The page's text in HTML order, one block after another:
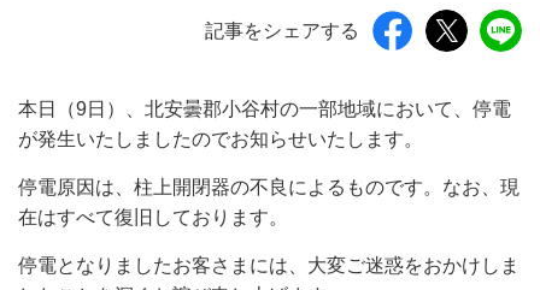
記事をシェアする
本日（9日）、北安曇郡小谷村の一部地域において、停電
が発生いたしましたのでお知らせいたします。
停電原因は、柱上開閉器の不良によるものです。なお、現
在はすべて復旧しております。
停電となりましたお客さまには、大変ご迷惑をおかけしま